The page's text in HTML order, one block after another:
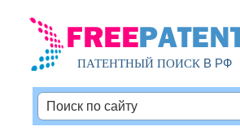
ПАТЕНТНЫЙ ПОИСКВ РФ